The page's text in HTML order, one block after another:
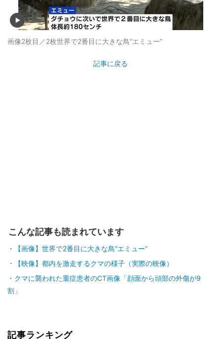
画像2枚目／2枚世界で2番目に大きな鳥“エミュー”
記事に戻る
こんな記事も読まれています
【画像】世界で2番目に大きな鳥“エミュー”
【映像】都内を激走するクマの様子（実際の映像）
クマに襲われた重症患者のCT画像「顔面から頭部の外傷が9
割」
記事ランキング